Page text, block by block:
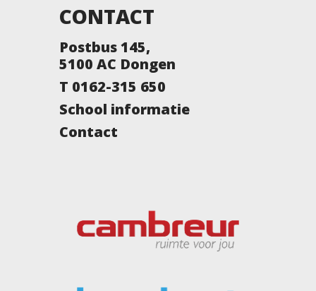
CONTACT
Postbus 145,
5100 AC Dongen
T 0162-315 650
School informatie
Contact